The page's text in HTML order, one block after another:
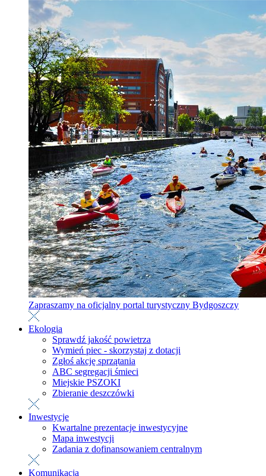
Zapraszamy na oficjalny portal turystyczny Bydgoszczy
Ekologia
Sprawdź jakość powietrza
Wymień piec - skorzystaj z dotacji
Zgłoś akcję sprzątania
ABC segregacji śmieci
Miejskie PSZOKI
Zbieranie deszczówki
Inwestycje
Kwartalne prezentacje inwestycyjne
Mapa inwestycji
Zadania z dofinansowaniem centralnym
Komunikacja